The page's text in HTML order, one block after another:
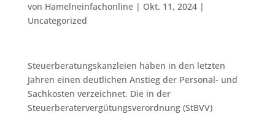
von Hamelneinfachonline| Okt. 11, 2024|
Uncategorized
Steuerberatungskanzleien haben in den letzten
Jahren einen deutlichen Anstieg der Personal- und
Sachkosten verzeichnet. Die in der
Steuerberatervergütungsverordnung (StBVV)